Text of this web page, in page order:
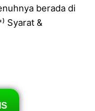
berada di
Syarat &